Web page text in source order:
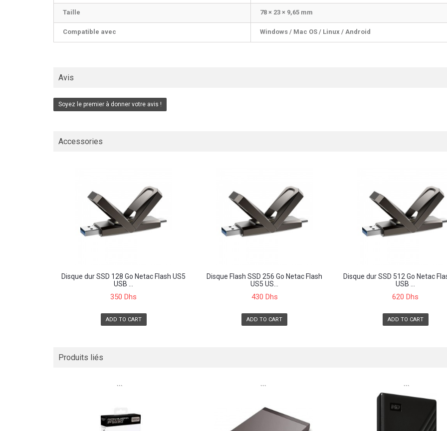
Taille 78 × 23 × 9,65 mm
Compatible avec Windows / Mac OS / Linux / Android
Avis
Soyez le premier à donner votre avis !
Accessories
Disque dur SSD 128 Go Netac Flash US5
USB ...
350 Dhs
ADD TO CART
Disque Flash SSD 256 Go Netac Flash
US5 US...
430 Dhs
ADD TO CART
Disque dur SSD 512 Go Netac
USB ...
620 Dhs
ADD TO CART
Produits liés
``` ``` ```